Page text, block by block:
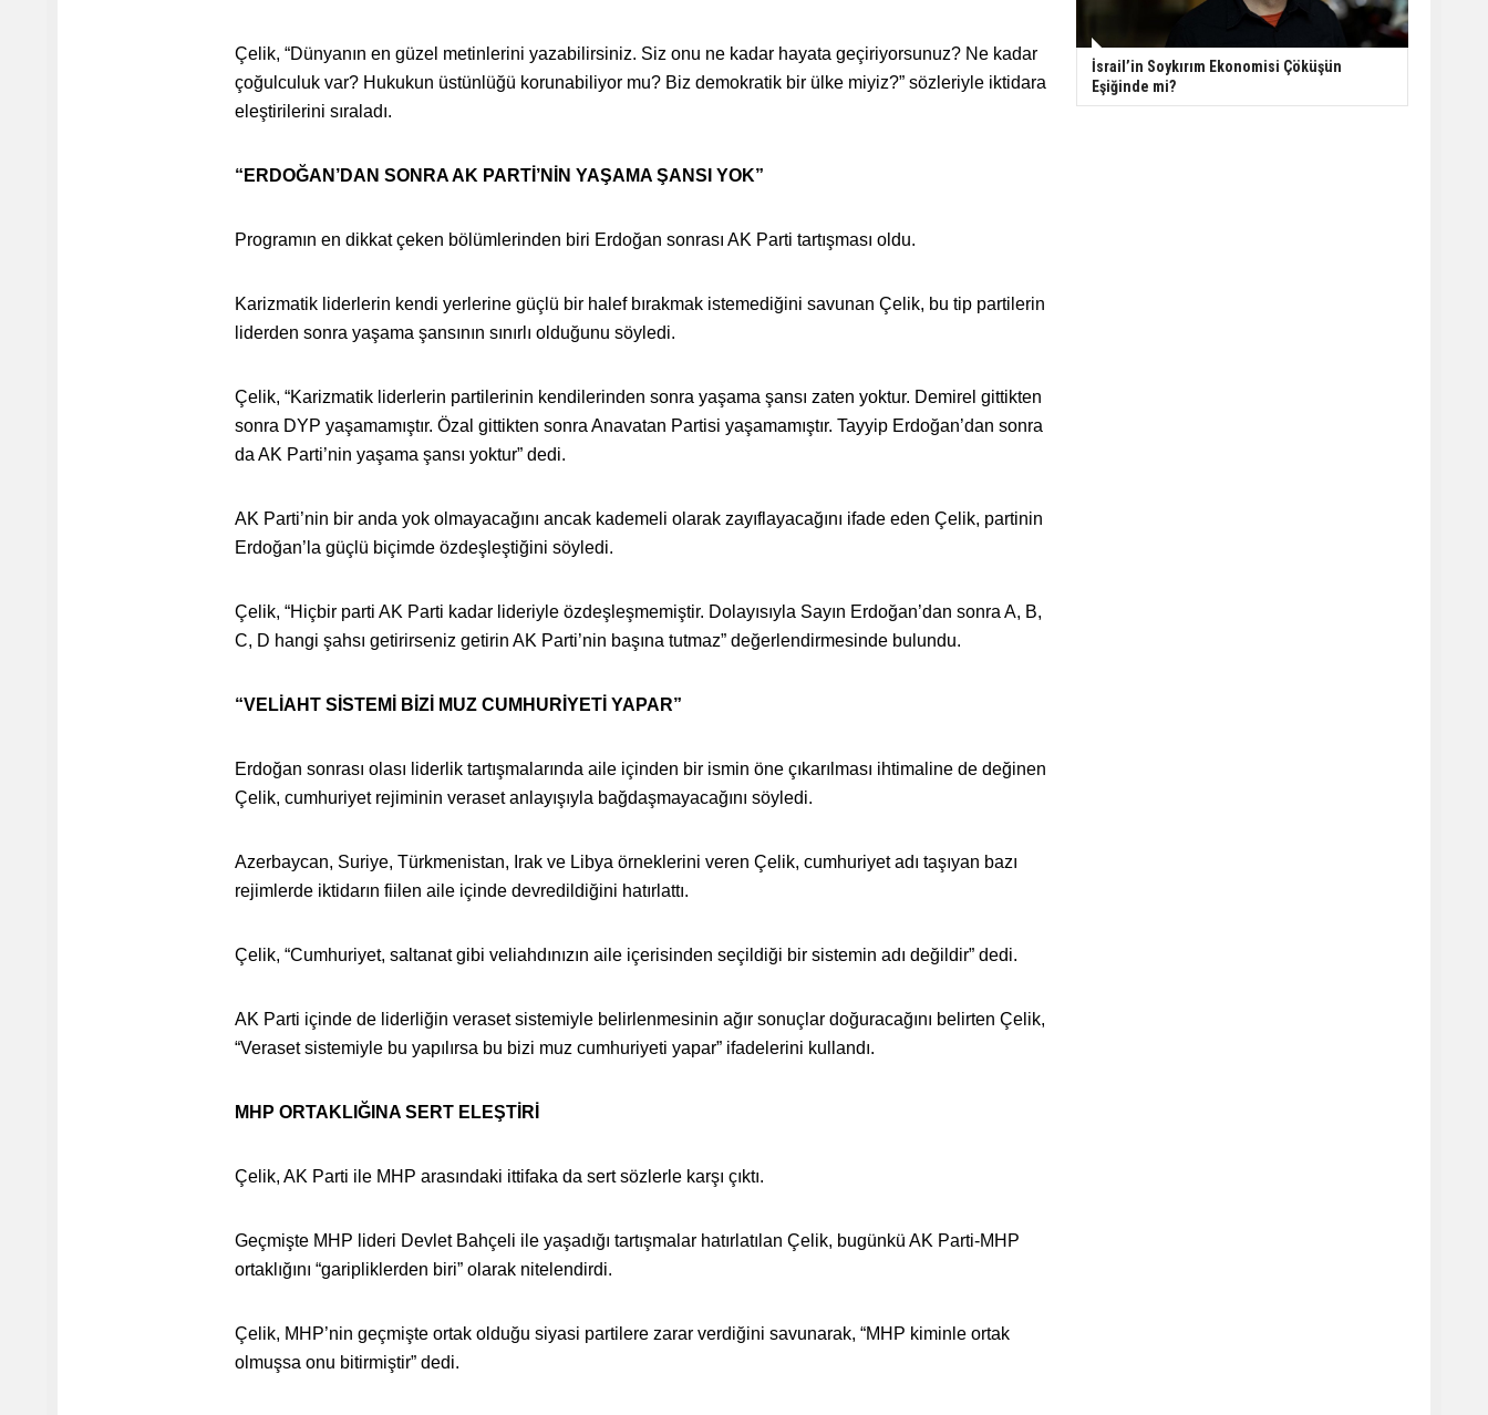
Çelik, “Dünyanın en güzel metinlerini yazabilirsiniz. Siz onu ne kadar hayata geçiriyorsunuz? Ne kadar
çoğulculuk var? Hukukun üstünlüğü korunabiliyor mu? Biz demokratik bir ülke miyiz?” sözleriyle iktidara
eleştirilerini sıraladı.
“ERDOĞAN’DAN SONRA AK PARTİ’NİN YAŞAMA ŞANSI YOK”
Programın en dikkat çeken bölümlerinden biri Erdoğan sonrası AK Parti tartışması oldu.
Karizmatik liderlerin kendi yerlerine güçlü bir halef bırakmak istemediğini savunan Çelik, bu tip partilerin
liderden sonra yaşama şansının sınırlı olduğunu söyledi.
Çelik, “Karizmatik liderlerin partilerinin kendilerinden sonra yaşama şansı zaten yoktur. Demirel gittikten
sonra DYP yaşamamıştır. Özal gittikten sonra Anavatan Partisi yaşamamıştır. Tayyip Erdoğan’dan sonra
da AK Parti’nin yaşama şansı yoktur” dedi.
AK Parti’nin bir anda yok olmayacağını ancak kademeli olarak zayıflayacağını ifade eden Çelik, partinin
Erdoğan’la güçlü biçimde özdeşleştiğini söyledi.
Çelik, “Hiçbir parti AK Parti kadar lideriyle özdeşleşmemiştir. Dolayısıyla Sayın Erdoğan’dan sonra A, B,
C, D hangi şahsı getirirseniz getirin AK Parti’nin başına tutmaz” değerlendirmesinde bulundu.
“VELİAHT SİSTEMİ BİZİ MUZ CUMHURİYETİ YAPAR”
Erdoğan sonrası olası liderlik tartışmalarında aile içinden bir ismin öne çıkarılması ihtimaline de değinen
Çelik, cumhuriyet rejiminin veraset anlayışıyla bağdaşmayacağını söyledi.
Azerbaycan, Suriye, Türkmenistan, Irak ve Libya örneklerini veren Çelik, cumhuriyet adı taşıyan bazı
rejimlerde iktidarın fiilen aile içinde devredildiğini hatırlattı.
Çelik, “Cumhuriyet, saltanat gibi veliahdınızın aile içerisinden seçildiği bir sistemin adı değildir” dedi.
AK Parti içinde de liderliğin veraset sistemiyle belirlenmesinin ağır sonuçlar doğuracağını belirten Çelik,
“Veraset sistemiyle bu yapılırsa bu bizi muz cumhuriyeti yapar” ifadelerini kullandı.
MHP ORTAKLIĞINA SERT ELEŞTİRİ
Çelik, AK Parti ile MHP arasındaki ittifaka da sert sözlerle karşı çıktı.
Geçmişte MHP lideri Devlet Bahçeli ile yaşadığı tartışmalar hatırlatılan Çelik, bugünkü AK Parti-MHP
ortaklığını “garipliklerden biri” olarak nitelendirdi.
Çelik, MHP’nin geçmişte ortak olduğu siyasi partilere zarar verdiğini savunarak, “MHP kiminle ortak
olmuşsa onu bitirmiştir” dedi.
İsrail’in Soykırım Ekonomisi Çöküşün
Eşiğinde mi?